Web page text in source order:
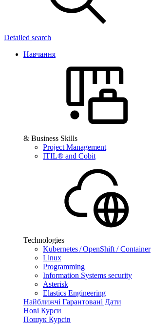
Detailed search
Навчання
& Business Skills
Project Management
ITIL® and Cobit
Technologies
Kubernetes / OpenShift / Container
Linux
Programming
Information Systems security
Asterisk
Elastics Engineering
Найближчі Гарантовані Дати
Нові Курси
Пошук Курсів